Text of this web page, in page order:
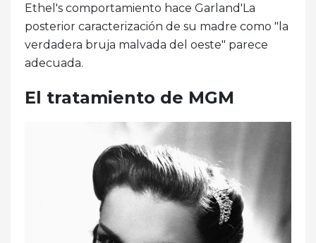
Ethel's comportamiento hace Garland'La
posterior caracterización de su madre como "la
verdadera bruja malvada del oeste" parece
adecuada.
El tratamiento de MGM